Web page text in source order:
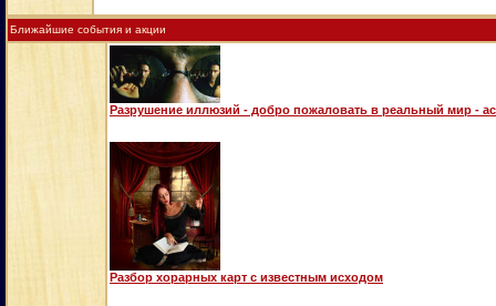
Ближайшие события и акции
Разрушение иллюзий - добро пожаловать в реальный мир -
Разбор хорарных карт с известным исходом